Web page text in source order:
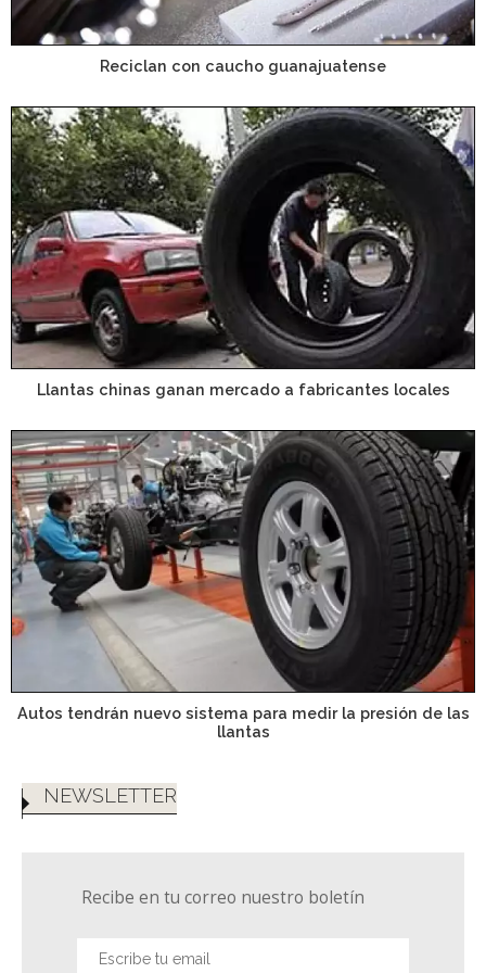
Reciclan con caucho guanajuatense
Llantas chinas ganan mercado a fabricantes locales
Autos tendrán nuevo sistema para medir la presión de las
llantas
NEWSLETTER
Recibe en tu correo nuestro boletín